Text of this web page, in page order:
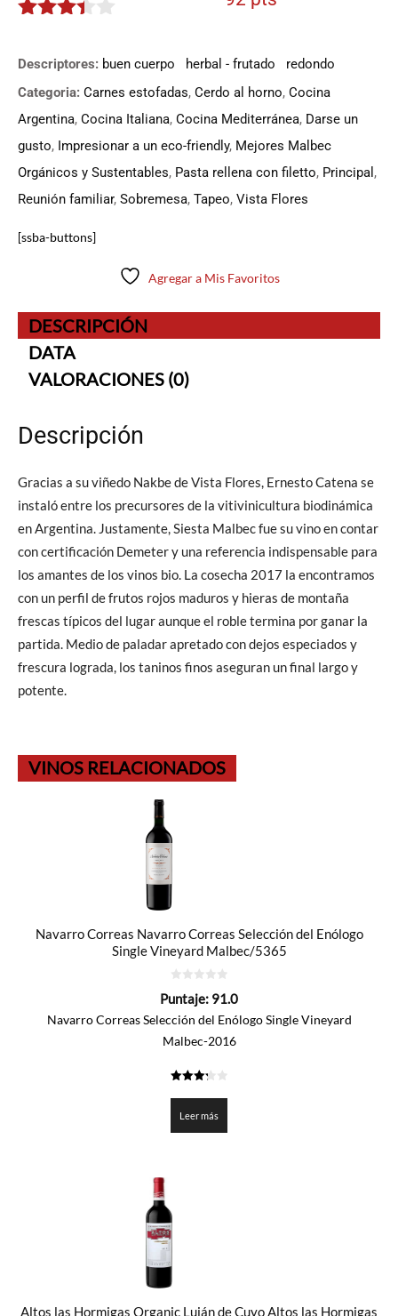
Descriptores: buen cuerpo herbal - frutado
redondo
Categoria: Carnes estofadas, Cerdo al horno, Cocina
Argentina, Cocina Italiana, Cocina Mediterránea, Darse un
gusto, Impresionar a un eco-friendly, Mejores Malbec
Orgánicos y Sustentables, Pasta rellena con filetto, Principal ,
Reunión familiar, Sobremesa, Tapeo, Vista Flores
[ssba-buttons]
Agregar a Mis Favoritos
DESCRIPCIÓN
DATA
VALORACIONES (0)
Descripción
Gracias a su viñedo Nakbe de Vista Flores, Ernesto Catena se
instaló entre los precursores de la vitivinicultura biodinámica
en Argentina. Justamente, Siesta Malbec fue su vino en contar
con certificación Demeter y una referencia indispensable para
los amantes de los vinos bio. La cosecha 2017 la encontramos
con un perfil de frutos rojos maduros y hieras de montaña
frescas típicos del lugar aunque el roble termina por ganar la
partida. Medio de paladar apretado con dejos especiados y
frescura lograda, los taninos finos aseguran un final largo y
potente.
VINOS RELACIONADOS
Navarro Correas Navarro Correas Selección del Enólogo
Single Vineyard Malbec/5365
de
Puntaje: 91.0
Navarro Correas Selección del Enólogo Single Vineyard
Malbec-2016
Leer más
Altos las Hormigas Organic Luján de Cuyo Altos las Hormigas